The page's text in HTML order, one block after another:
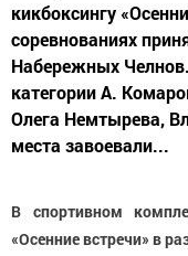
кикбоксингу
соревнованиях
Набережных
категории А.
Олега Немтырева,
места завоевали...
В спортивном
«Осенние встречи» в